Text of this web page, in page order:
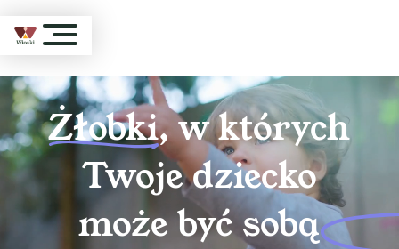
Żłobki, w których
Twoje dziecko
może być sobą